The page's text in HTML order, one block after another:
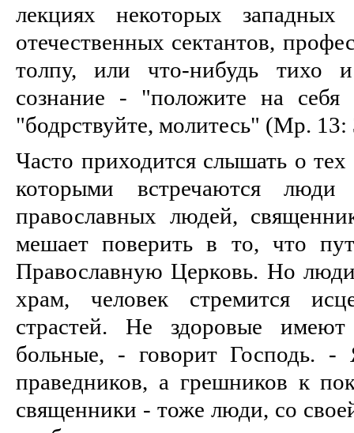
лекциях некоторых
отечественных сектантов,
толпу, или что-нибудь тихо
сознание - "положите на
"бодрствуйте, молитесь" (Мр. 13:
Часто приходится слышать о
которыми встречаются
православных людей,
мешает поверить в то, что
Православную Церковь. Но
храм, человек стремится
страстей. Не здоровые
больные, - говорит Господь.
праведников, а грешников к
священники - тоже люди, со